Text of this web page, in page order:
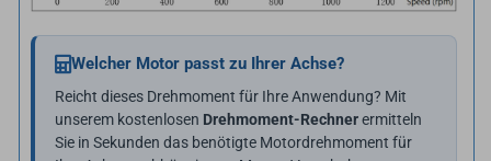
Welcher Motor passt zu Ihrer Achse?
Reicht dieses Drehmoment für Ihre Anwendung? Mit
unserem kostenlosen Drehmoment-Rechnerermitteln
Sie in Sekunden das benötigte Motordrehmoment für